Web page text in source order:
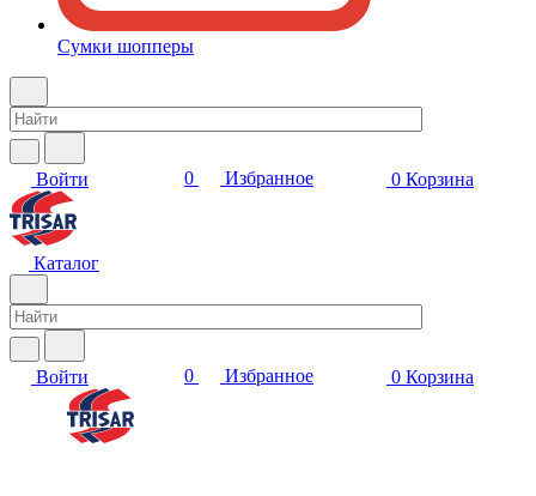
Сумки шопперы
Войти 0 Избранное 0 Корзина
Каталог
Войти 0 Избранное 0 Корзина